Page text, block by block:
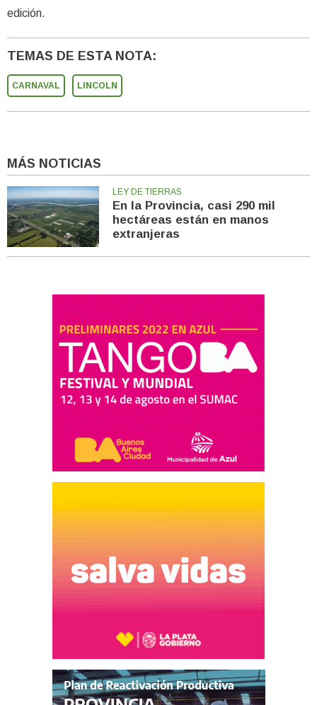
edición.
TEMAS DE ESTA NOTA:
CARNAVAL LINCOLN
MÁS NOTICIAS
LEY DE TIERRAS
En la Provincia, casi 290 mil
hectáreas están en manos
extranjeras